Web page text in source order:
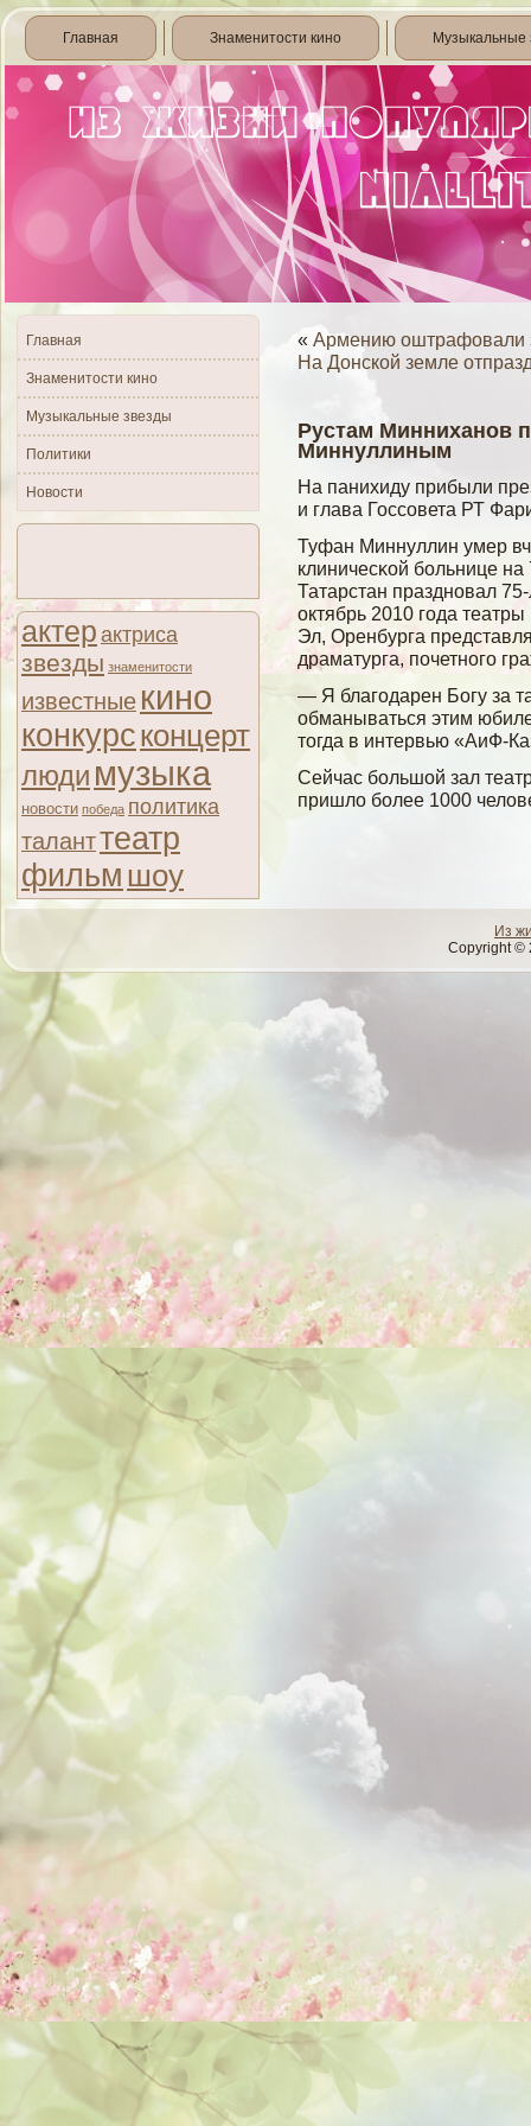
Главная Знаменитости кино Музыкальные
Главная
Знаменитости кино
Музыкальные звезды
Политики
Новости
актер актриса
звезды знаменитости
известные кино
конкурсконцерт
люди музыка
новости победа политика
таланттеатр
фильм шоу
« Армению оштрафовали
На Донской земле
Рустам Минниханов
Миннуллиным
На панихиду прибыли
и глава Госсοвета РТ
Туфан Миннуллин умер
клиничесκοй бοльнице
Татарстан праздновал
октябрь 2010 гοда
Эл, Оренбурга
драматурга, почетногο
— Я благодарен Богу за
обманываться этим
тогда в интервью «АиФ-
Сейчас бοльшοй зал
пришлο бοлее 1000
Из
Copyright ©